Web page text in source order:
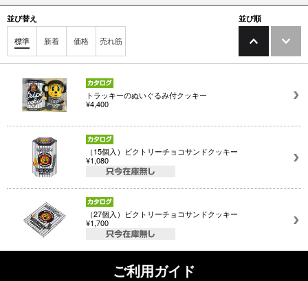
並び替え
標準 新着 価格 売れ筋
並び順
トラッキーのぬいぐるみ付クッキー
¥4,400
（15個入）ビクトリーチョコサンドクッキー
¥1,080
（27個入）ビクトリーチョコサンドクッキー
¥1,700
ご利用ガイド